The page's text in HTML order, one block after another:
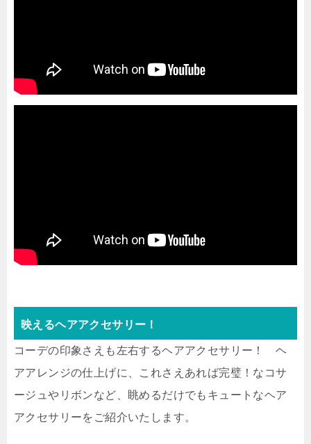
映えるヘアアクセサリー！
コーデの印象さえも左右するヘアアクセサリー！ ヘ
アアレンジの仕上げに、これさえあれば完璧！なコサ
ージュやリボンなど、眺めるだけでもキュートなヘア
アクセサリーをご紹介いたします。